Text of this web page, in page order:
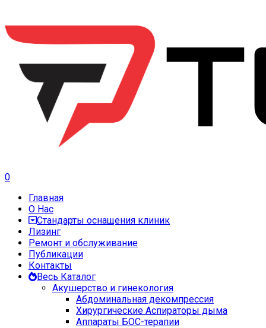
0
Главная
О Нас
Стандарты оснащения клиник
Лизинг
Ремонт и обслуживание
Публикации
Контакты
Весь Каталог
Акушерство и гинекология
Абдоминальная декомпрессия
Хирургические Аспираторы дыма
Аппараты БОС-терапии